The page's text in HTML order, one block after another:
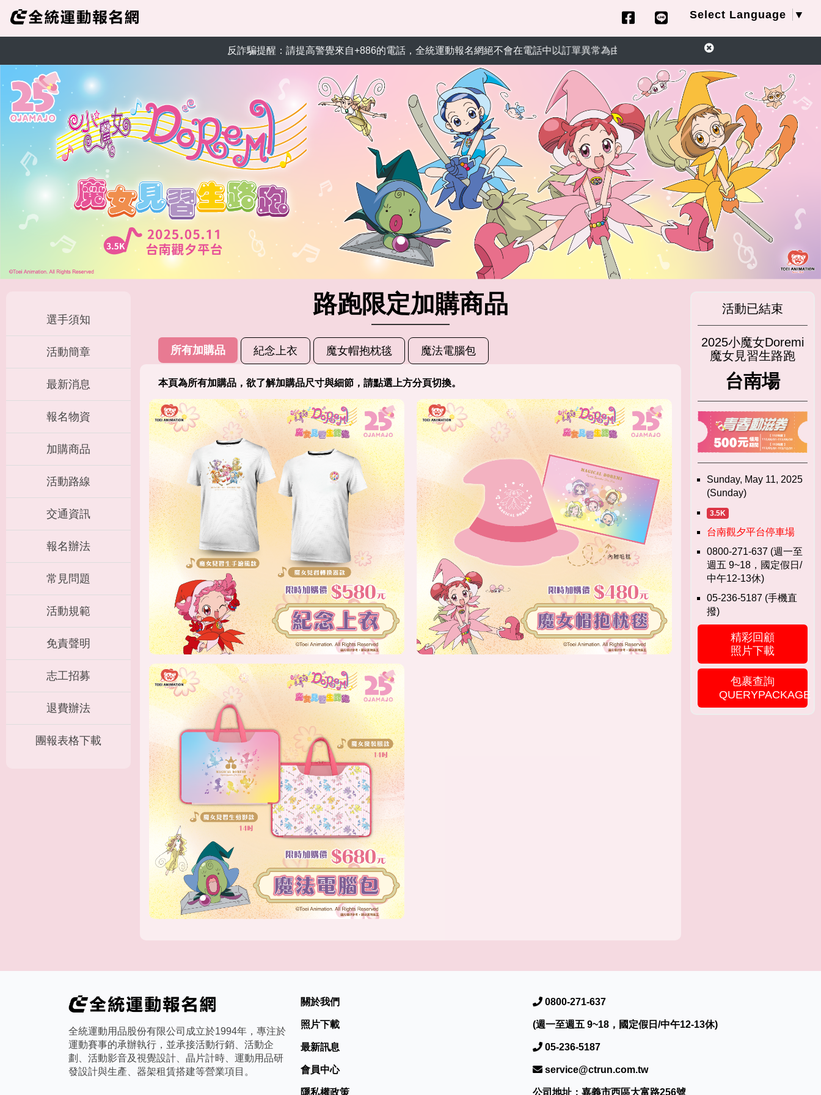
Select Language ▼
反詐騙提醒：請提高警覺來自+886的電話，全統運動報名網絕不會在電話中以訂單異常為由，要求您提供信用卡資訊或ATM匯款操作退款，請
選手須知
活動簡章
最新消息
報名物資
加購商品
活動路線
交通資訊
報名辦法
常見問題
活動規範
免責聲明
志工招募
退費辦法
團報表格下載
路跑限定加購商品
所有加購品 紀念上衣 魔女帽抱枕毯 魔法電腦包
本頁為所有加購品，欲了解加購品尺寸與細節，請點選上方分頁切換。
活動已結束
2025小魔女Doremi
魔女見習生路跑
台南場
Sunday, May 11, 2025
(Sunday)
3.5K
台南觀夕平台停車場
0800-271-637 (週一至
週五 9~18，國定假日/
中午12-13休)
05-236-5187 (手機直
撥)
精彩回顧
照片下載
包裹查詢
QUERYPACKAGE
全統運動用品股份有限公司成立於1994年，專注於
運動賽事的承辦執行，並承接活動行銷、活動企
劃、活動影音及視覺設計、晶片計時、運動用品研
發設計與生產、器架租賃搭建等營業項目。
關於我們
照片下載
最新訊息
會員中心
隱私權政策
0800-271-637
(週一至週五 9~18，國定假日/中午12-13休)
05-236-5187
service@ctrun.com.tw
公司地址：嘉義市西區大富路256號